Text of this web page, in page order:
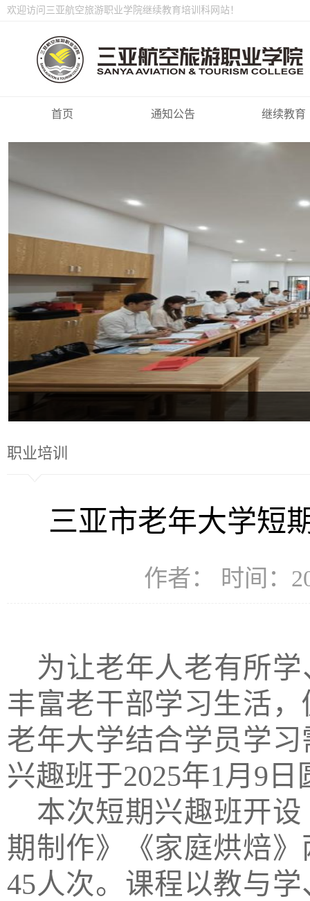
欢迎访问三亚航空旅游职业学院继续教育培训科网站！
首页 通知公告 继续教育
职业培训
三亚市老年大学短
作者： 时间：
为让老年人老有所
丰富老干部学习生活
老年大学结合学员学
兴趣班于2025年1月9
本次短期兴趣班开设
期制作》
《家庭烘焙》
45人次。课程以教与